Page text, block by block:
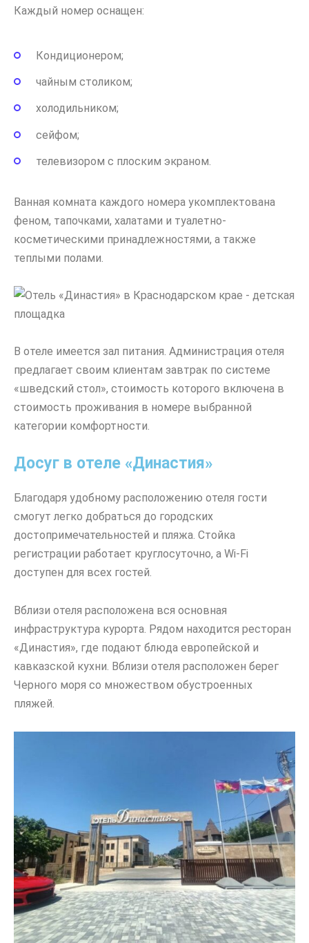
Каждый номер оснащен:
Кондиционером;
чайным столиком;
холодильником;
сейфом;
телевизором с плоским экраном.
Ванная комната каждого номера укомплектована
феном, тапочками, халатами и туалетно-
косметическими принадлежностями, а также
теплыми полами.
В отеле имеется зал питания. Администрация отеля
предлагает своим клиентам завтрак по системе
«шведский стол», стоимость которого включена в
стоимость проживания в номере выбранной
категории комфортности.
Досуг в отеле «Династия»
Благодаря удобному расположению отеля гости
смогут легко добраться до городских
достопримечательностей и пляжа. Стойка
регистрации работает круглосуточно, а Wi-Fi
доступен для всех гостей.
Вблизи отеля расположена вся основная
инфраструктура курорта. Рядом находится ресторан
«Династия», где подают блюда европейской и
кавказской кухни. Вблизи отеля расположен берег
Черного моря со множеством обустроенных
пляжей.